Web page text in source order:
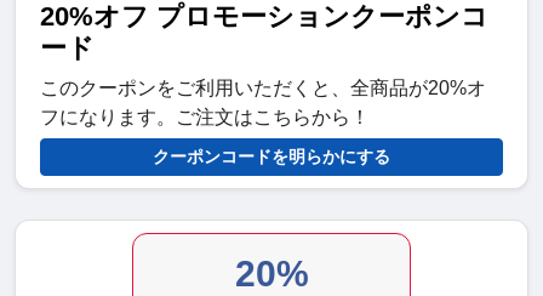
20%オフ プロモーションクーポンコ
ード
このクーポンをご利用いただくと、全商品が20%オ
フになります。ご注文はこちらから！
クーポンコードを明らかにする
20%